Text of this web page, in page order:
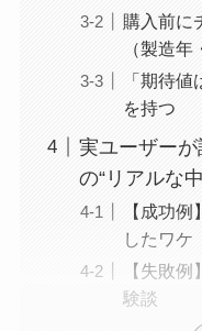
購入前に
（製造年
「期待
を持つ
実ユーザー
の“リアルな
【成功
したワケ
【失敗
験談